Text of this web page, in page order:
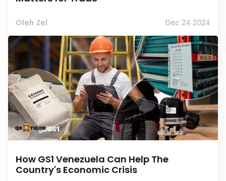
Oleh Zel Dec 24 2024
How GS1 Venezuela Can Help The
Country's Economic Crisis